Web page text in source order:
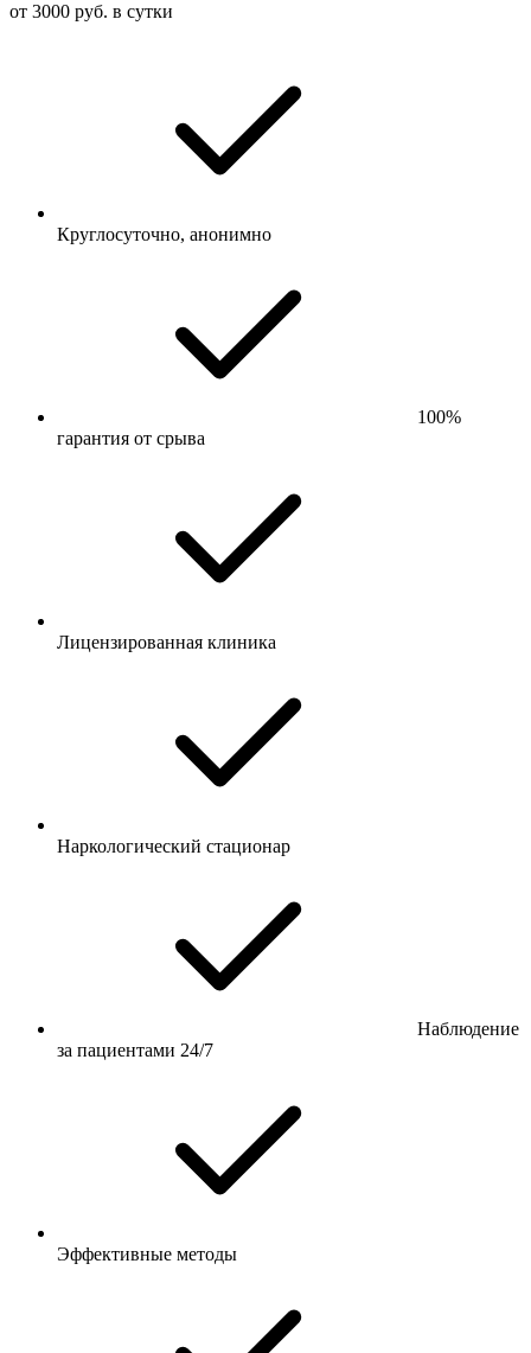
от 3000 руб. в сутки
Круглосуточно, анонимно
100%
гарантия от срыва
Лицензированная клиника
Наркологический стационар
Наблюдение
за пациентами 24/7
Эффективные методы